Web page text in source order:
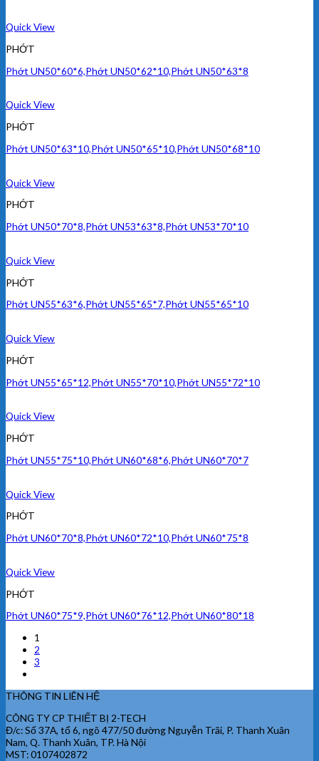
Quick View
PHỚT
Phớt UN50*60*6,Phớt UN50*62*10,Phớt UN50*63*8
Quick View
PHỚT
Phớt UN50*63*10,Phớt UN50*65*10,Phớt UN50*68*10
Quick View
PHỚT
Phớt UN50*70*8,Phớt UN53*63*8,Phớt UN53*70*10
Quick View
PHỚT
Phớt UN55*63*6,Phớt UN55*65*7,Phớt UN55*65*10
Quick View
PHỚT
Phớt UN55*65*12,Phớt UN55*70*10,Phớt UN55*72*10
Quick View
PHỚT
Phớt UN55*75*10,Phớt UN60*68*6,Phớt UN60*70*7
Quick View
PHỚT
Phớt UN60*70*8,Phớt UN60*72*10,Phớt UN60*75*8
Quick View
PHỚT
Phớt UN60*75*9,Phớt UN60*76*12,Phớt UN60*80*18
1
2
3
THÔNG TIN LIÊN HỆ
CÔNG TY CP THIẾT BỊ 2-TECH
Đ/c: Số 37A, tổ 6, ngõ 477/50 đường Nguyễn Trãi, P. Thanh Xuân
Nam, Q. Thanh Xuân, TP. Hà Nội
MST: 0107402872